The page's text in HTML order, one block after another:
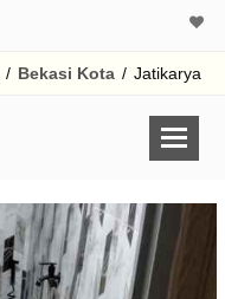
/ Bekasi Kota / Jatikarya
Harga Rp